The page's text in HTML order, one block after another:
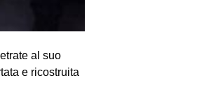
al suo
e ricostruita